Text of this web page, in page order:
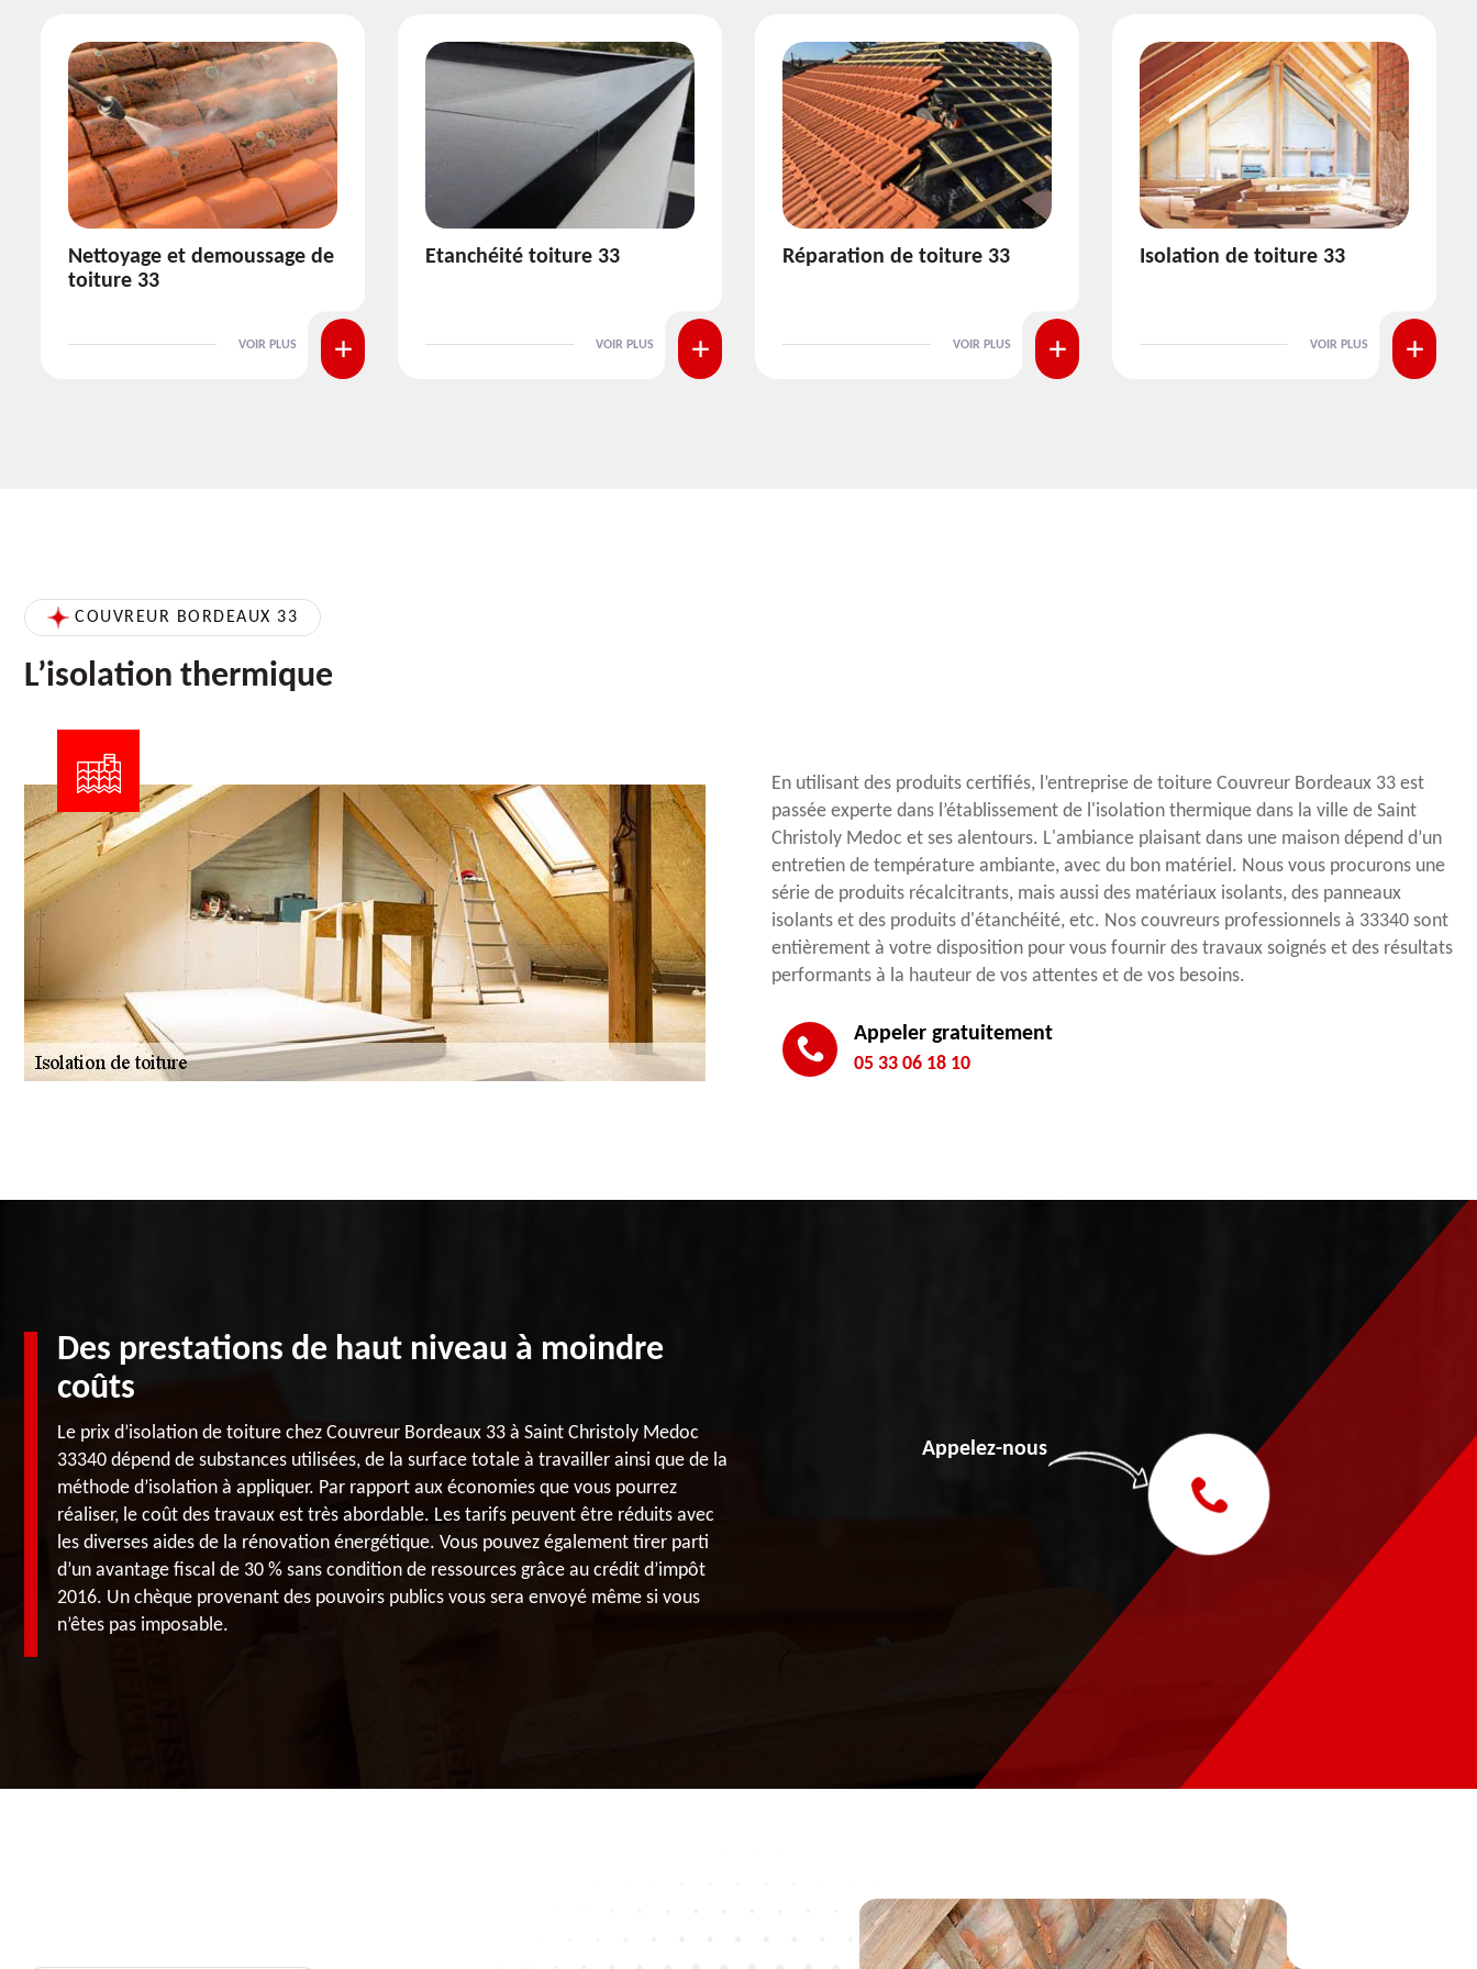
Etanchéité toiture 33
VOIR PLUS
Réparation de toiture 33
VOIR PLUS
Isolation de toiture 33
VOIR PLUS
Pose et nettoyage de
VOIR PLUS
COUVREUR BORDEAUX 33
L’isolation thermique
En utilisant des produits certifiés, l’entreprise de toiture Couvreur Bordeaux 33 est
passée experte dans l’établissement de l'isolation thermique dans la ville de Saint
Christoly Medoc et ses alentours. L'ambiance plaisant dans une maison dépend d’un
entretien de température ambiante, avec du bon matériel. Nous vous procurons une
série de produits récalcitrants, mais aussi des matériaux isolants, des panneaux
isolants et des produits d'étanchéité, etc. Nos couvreurs professionnels à 33340 sont
entièrement à votre disposition pour vous fournir des travaux soignés et des résultats
performants à la hauteur de vos attentes et de vos besoins.
Appeler gratuitement
05 33 06 18 10
Des prestations de haut niveau à moindre
coûts
Le prix d’isolation de toiture chez Couvreur Bordeaux 33 à Saint Christoly Medoc
33340 dépend de substances utilisées, de la surface totale à travailler ainsi que de la
méthode d’isolation à appliquer. Par rapport aux économies que vous pourrez
réaliser, le coût des travaux est très abordable. Les tarifs peuvent être réduits avec
les diverses aides de la rénovation énergétique. Vous pouvez également tirer parti
d’un avantage fiscal de 30 % sans condition de ressources grâce au crédit d’impôt
2016. Un chèque provenant des pouvoirs publics vous sera envoyé même si vous
n’êtes pas imposable.
Appelez-nous